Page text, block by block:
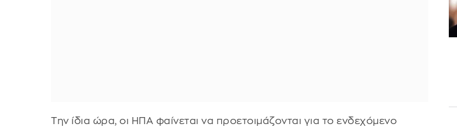
Την ίδια ώρα, οι ΗΠΑ φαίνεται να προετοιμάζονται για το ενδεχόμενο